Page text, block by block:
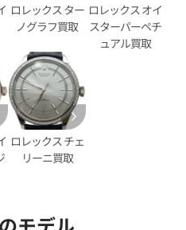
ロレックス デイデイト 40
ャンパン文字盤
ロレックス ター
ノグラフ買取
ロレックス オイ
スターパーペチ
ュアル買取
ロレックス チェ
リーニ買取